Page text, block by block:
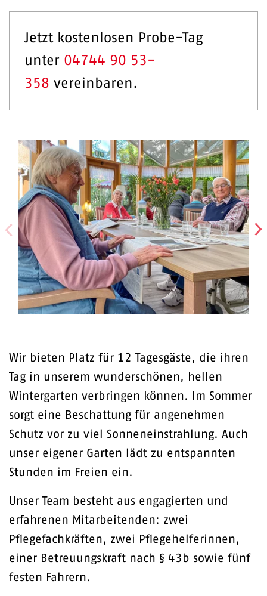
Jetzt kostenlosen Probe-Tag
unter 04744 90 53-
358 vereinbaren.
Wir bieten Platz für 12 Tagesgäste, die ihren
Tag in unserem wunderschönen, hellen
Wintergarten verbringen können. Im Sommer
sorgt eine Beschattung für angenehmen
Schutz vor zu viel Sonneneinstrahlung. Auch
unser eigener Garten lädt zu entspannten
Stunden im Freien ein.
Unser Team besteht aus engagierten und
erfahrenen Mitarbeitenden: zwei
Pflegefachkräften, zwei Pflegehelferinnen,
einer Betreuungskraft nach § 43b sowie fünf
festen Fahrern.